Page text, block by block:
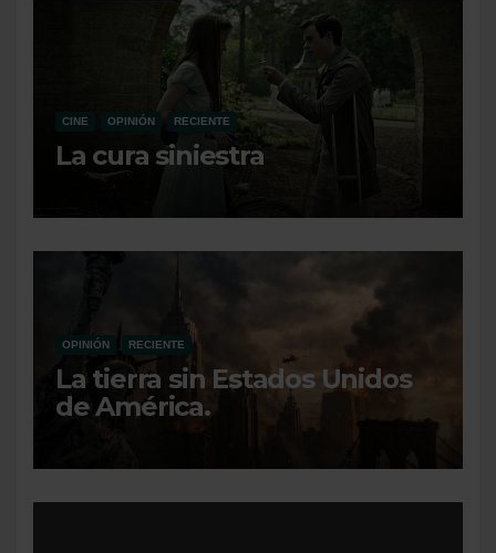
CINE OPINIÓN RECIENTE
La cura siniestra
OPINIÓN RECIENTE
La tierra sin Estados Unidos
de América.